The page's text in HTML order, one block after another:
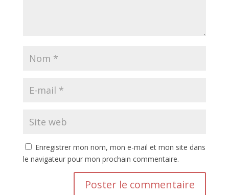
Enregistrer mon nom, mon e-mail et mon site dans
le navigateur pour mon prochain commentaire.